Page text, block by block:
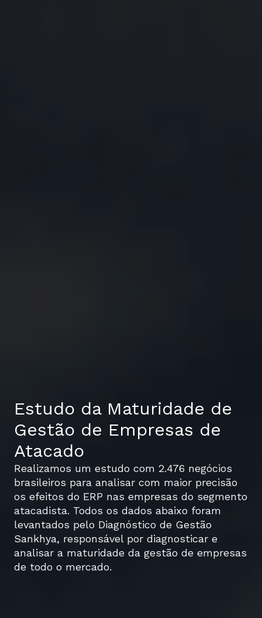
Estudo da Maturidade de
Gestão de Empresas de
Atacado
Realizamos um estudo com 2.476 negócios
brasileiros para analisar com maior precisão
os efeitos do ERP nas empresas do segmento
atacadista. Todos os dados abaixo foram
levantados pelo Diagnóstico de Gestão
Sankhya, responsável por diagnosticar e
analisar a maturidade da gestão de empresas
de todo o mercado.